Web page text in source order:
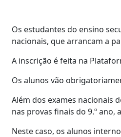
Os estudantes do ensino
nacionais, que arrancam a
A inscrição é feita na
Os alunos vão
Além dos exames nacionais
nas provas finais do 9.º
Neste caso, os alunos